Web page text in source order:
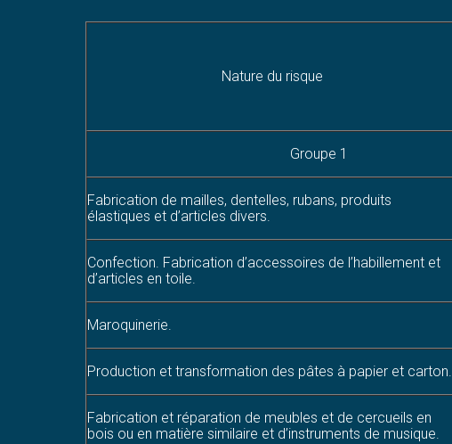
Nature du risque
Groupe 1
Fabrication de mailles, dentelles, rubans, produits
élastiques et d’articles divers.
Confection. Fabrication d’accessoires de l’habillement et
d’articles en toile.
Maroquinerie.
Production et transformation des pâtes à papier et carton.
Fabrication et réparation de meubles et de cercueils en
bois ou en matière similaire et d’instruments de musique.